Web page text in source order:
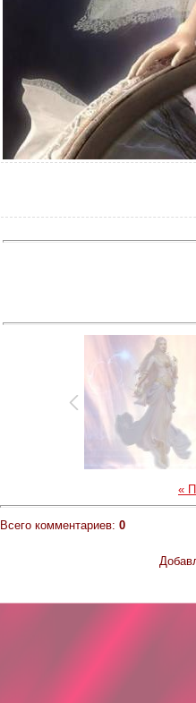
«
Всего комментариев: 0